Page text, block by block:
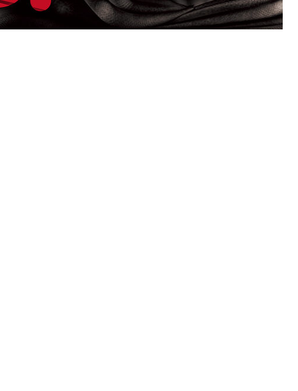
パンドラ横須賀店様